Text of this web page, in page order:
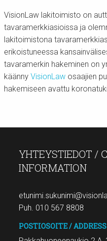
VisionLaw lakitoimisto on
tavaramerkkiasioissa ja
lakitoimistona
erikoistuneessa
tavaramerkin hakeminen on
käänny VisionLawosaajien
hakemiseen avattu
YHTEYSTIEDOT /
INFORMATION
Puh. 010 567 8808
POSTIOSOITE / ADDRESS